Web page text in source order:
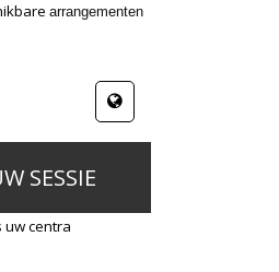
arrangementen
SESSIE
uw centra